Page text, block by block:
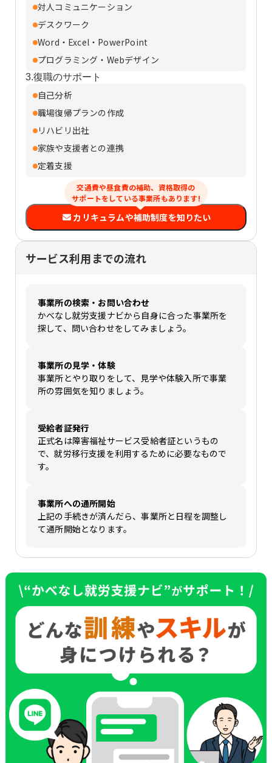
対人コミュニケーション
デスクワーク
Word・Excel・PowerPoint
プログラミング・Webデザイン
3.復職のサポート
自己分析
職場復帰プランの作成
リハビリ出社
家族や支援者との連携
定着支援
交通費や昼食費の補助、資格取得の
サポートをしている事業所もあります!
カリキュラムや補助制度を知りたい
サービス利用までの流れ
事業所の検索・お問い合わせ
かべなし就労支援ナビから自身に合った事業所を
探して、問い合わせをしてみましょう。
事業所の見学・体験
事業所とやり取りをして、見学や体験入所で事業
所の雰囲気を知りましょう。
受給者証発行
正式名は障害福祉サービス受給者証というもの
で、就労移行支援を利用するために必要なもので
す。
事業所への通所開始
上記の手続きが済んだら、事業所と日程を調整し
て通所開始となります。